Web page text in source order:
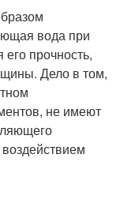
вода при
прочность,
Дело в том,
не имеют